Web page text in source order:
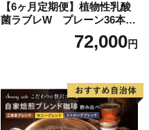
【6ヶ月定期便】植物性乳酸
菌ラブレW プレーン36本
72,000円